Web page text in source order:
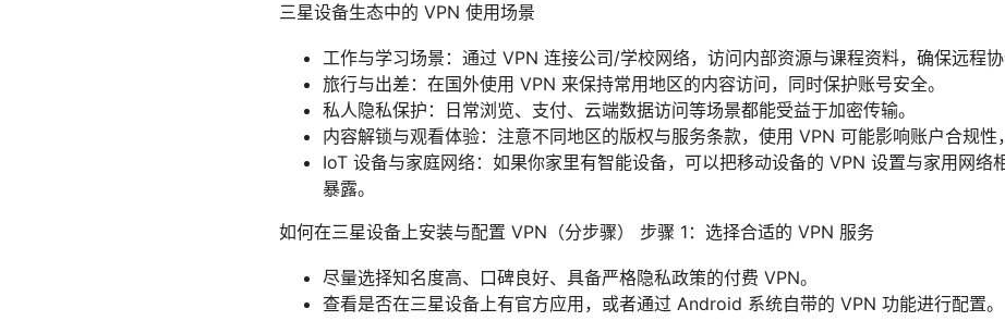
三星设备生态中的 VPN 使用场景
工作与学习场景：通过 VPN 连接公司/学校网络，访问内部资源与课程资料，确保远程协
旅行与出差：在国外使用 VPN 来保持常用地区的内容访问，同时保护账号安全。
私人隐私保护：日常浏览、支付、云端数据访问等场景都能受益于加密传输。
内容解锁与观看体验：注意不同地区的版权与服务条款，使用 VPN 可能影响账户合规性
IoT 设备与家庭网络：如果你家里有智能设备，可以把移动设备的 VPN 设置与家用网络
暴露。
如何在三星设备上安装与配置 VPN（分步骤） 步骤 1：选择合适的 VPN 服务
尽量选择知名度高、口碑良好、具备严格隐私政策的付费 VPN。
查看是否在三星设备上有官方应用，或者通过 Android 系统自带的 VPN 功能进行配置。